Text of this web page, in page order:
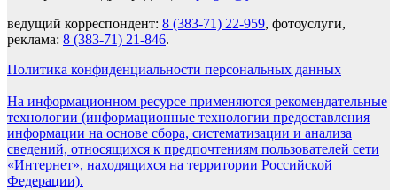
ведущий корреспондент: 8 (383-71) 22-959, фотоуслуги,
реклама: 8 (383-71) 21-846.
Политика конфиденциальности персональных данных
На информационном ресурсе применяются рекомендательные
технологии (информационные технологии предоставления
информации на основе сбора, систематизации и анализа
сведений, относящихся к предпочтениям пользователей сети
«Интернет», находящихся на территории Российской
Федерации).